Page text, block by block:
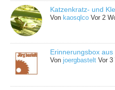
Katzenkratz- und
Vonkaosqlco Vor 2
Erinnerungsbox
Vonjoergbastelt Vor 3